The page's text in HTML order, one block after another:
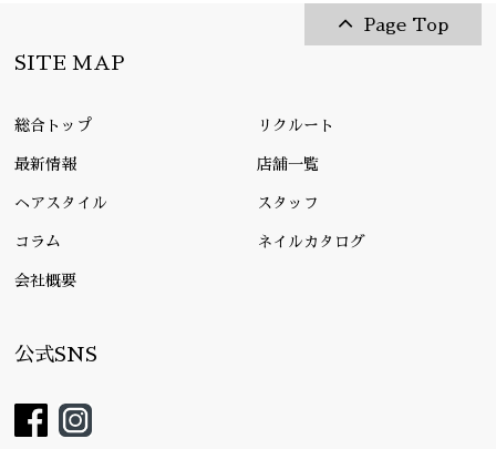
Page Top
SITE MAP
総合トップ リクルート
最新情報 店舗一覧
ヘアスタイル スタッフ
コラム ネイルカタログ
会社概要
公式SNS